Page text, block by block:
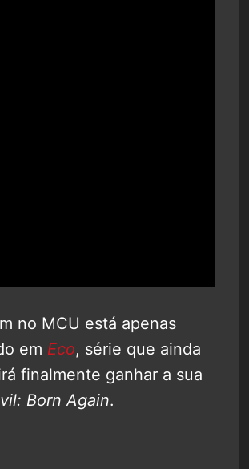
no MCU está apenas
em Eco, série que ainda
finalmente ganhar a sua
Born Again.